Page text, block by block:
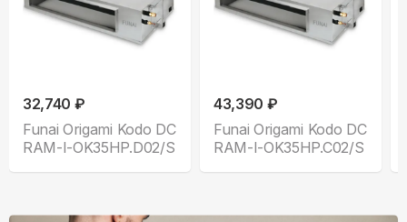
32,740 ₽
Funai Origami Kodo DC
RAM-I-OK35HP.D02/S
43,390 ₽
Funai Origami Kodo DC
RAM-I-OK35HP.C02/S